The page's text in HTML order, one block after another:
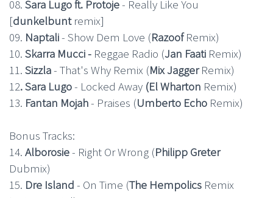
08. Sara Lugo ft. Protoje- Really Like You
[dunkelbunt remix]
09. Naptali- Show Dem Love (RazoofRemix)
10. Skarra Mucci - Reggae Radio (Jan Faati Remix)
11. Sizzla- That's Why Remix (Mix JaggerRemix)
12. Sara Lugo- Locked Away (El Wharton Remix)
13. Fantan Mojah- Praises (Umberto Echo Remix)
Bonus Tracks:
14. Alborosie- Right Or Wrong (Philipp Greter
Dubmix)
15. Dre Island - On Time (The Hempolics Remix